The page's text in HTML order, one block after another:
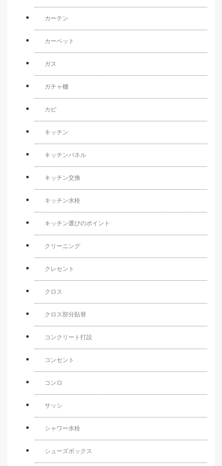
カーテン
カーペット
ガス
ガチャ棚
カビ
キッチン
キッチンパネル
キッチン交換
キッチン水栓
キッチン選びのポイント
クリーニング
クレセント
クロス
クロス部分貼替
コンクリート打設
コンセント
コンロ
サッシ
シャワー水栓
シューズボックス